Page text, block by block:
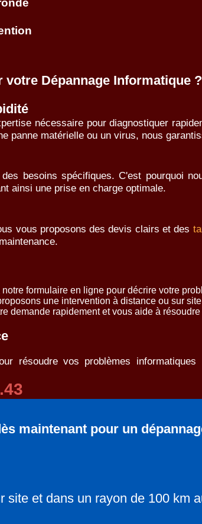
Dépannage Informatique ?
nécessaire pour diagnostiquer
panne matérielle ou un virus, nous
besoins spécifiques. C'est pourquoi
ainsi une prise en charge optimale.
vous proposons des devis clairs et des
formulaire en ligne pour décrire votre
une intervention à distance ou sur
demande rapidement et vous aide à
résoudre vos problèmes
maintenant pour un
site et dans un rayon de 100 km